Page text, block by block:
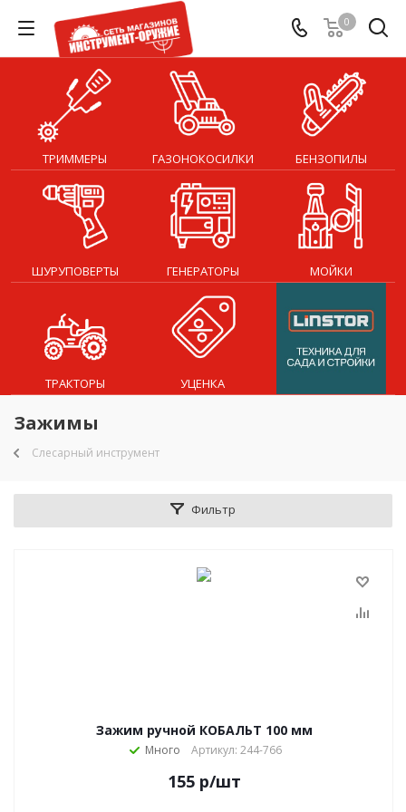
0
ТРИММЕРЫ ГАЗОНОКОСИЛКИ БЕНЗОПИЛЫ
ШУРУПОВЕРТЫ ГЕНЕРАТОРЫ МОЙКИ
ТРАКТОРЫ УЦЕНКА
Зажимы
Слесарный инструмент
Фильтр
Зажим ручной КОБАЛЬТ 100 мм
Много Артикул: 244-766
155р/шт